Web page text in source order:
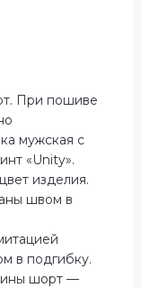
При пошиве
мужская с
«Unity».
изделия.
швом в
в подгибку.
шорт —